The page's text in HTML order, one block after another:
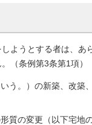
ようとする者は、あ
（条例第3条第1項）
う。）の新築、改築
質の変更（以下宅地